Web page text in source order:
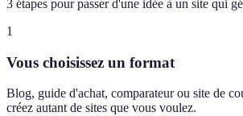
3 étapes pour passer d'une idée à un site qui
1
Vous choisissez un format
Blog, guide d'achat, comparateur ou site de
créez autant de sites que vous voulez.